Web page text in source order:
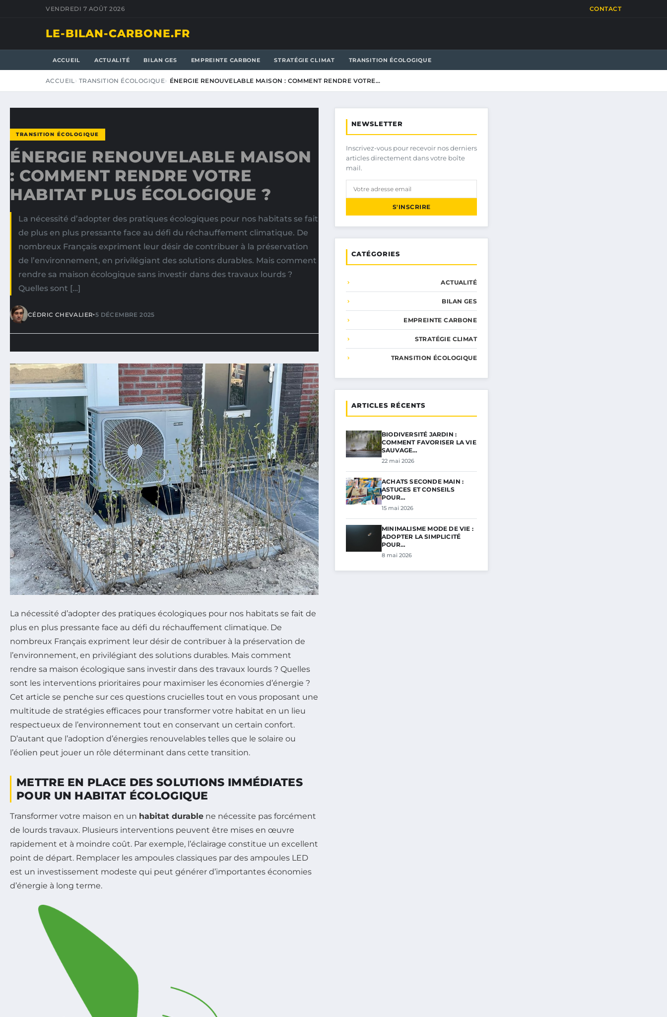
VENDREDI 7 AOÛT 2026 CONTACT
LE-BILAN-CARBONE.FR
ACCUEIL ACTUALITÉ BILAN GES EMPREINTE CARBONE STRATÉGIE CLIMAT TRANSITION ÉCOLOGIQUE
ACCUEIL TRANSITION ÉCOLOGIQUE ÉNERGIE RENOUVELABLE MAISON : COMMENT RENDRE VOTRE…
TRANSITION ÉCOLOGIQUE
ÉNERGIE RENOUVELABLE MAISON
: COMMENT RENDRE VOTRE
HABITAT PLUS ÉCOLOGIQUE ?
La nécessité d’adopter des pratiques écologiques pour nos habitats se fait
de plus en plus pressante face au défi du réchauffement climatique. De
nombreux Français expriment leur désir de contribuer à la préservation
de l’environnement, en privilégiant des solutions durables. Mais comment
rendre sa maison écologique sans investir dans des travaux lourds ?
Quelles sont […]
CÉDRIC CHEVALIER•5 DÉCEMBRE 2025
La nécessité d’adopter des pratiques écologiques pour nos habitats se fait de
plus en plus pressante face au défi du réchauffement climatique. De
nombreux Français expriment leur désir de contribuer à la préservation de
l’environnement, en privilégiant des solutions durables. Mais comment
rendre sa maison écologique sans investir dans des travaux lourds ? Quelles
sont les interventions prioritaires pour maximiser les économies d’énergie ?
Cet article se penche sur ces questions crucielles tout en vous proposant une
multitude de stratégies efficaces pour transformer votre habitat en un lieu
respectueux de l’environnement tout en conservant un certain confort.
D’autant que l’adoption d’énergies renouvelables telles que le solaire ou
l’éolien peut jouer un rôle déterminant dans cette transition.
METTRE EN PLACE DES SOLUTIONS IMMÉDIATES
POUR UN HABITAT ÉCOLOGIQUE
Transformer votre maison en un habitat durable ne nécessite pas forcément
de lourds travaux. Plusieurs interventions peuvent être mises en œuvre
rapidement et à moindre coût. Par exemple, l’éclairage constitue un excellent
point de départ. Remplacer les ampoules classiques par des ampoules LED
est un investissement modeste qui peut générer d’importantes économies
d’énergie à long terme.
NEWSLETTER
Inscrivez-vous pour recevoir nos derniers
articles directement dans votre boîte
mail.
S'INSCRIRE
CATÉGORIES
ACTUALITÉ
BILAN GES
EMPREINTE CARBONE
STRATÉGIE CLIMAT
TRANSITION ÉCOLOGIQUE
ARTICLES RÉCENTS
BIODIVERSITÉ JARDIN :
COMMENT FAVORISER LA VIE
SAUVAGE…
22 mai 2026
ACHATS SECONDE MAIN :
ASTUCES ET CONSEILS
POUR…
15 mai 2026
MINIMALISME MODE DE VIE :
ADOPTER LA SIMPLICITÉ
POUR…
8 mai 2026